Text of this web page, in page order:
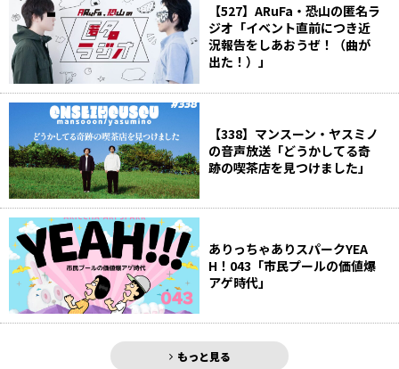
【527】ARuFa・恐山の匿名ラ
ジオ「イベント直前につき近
況報告をしあおうぜ！（曲が
出た！）」
【338】マンスーン・ヤスミノ
の音声放送「どうかしてる奇
跡の喫茶店を見つけました」
ありっちゃありスパークYEA
H！043「市民プールの価値爆
アゲ時代」
もっと見る